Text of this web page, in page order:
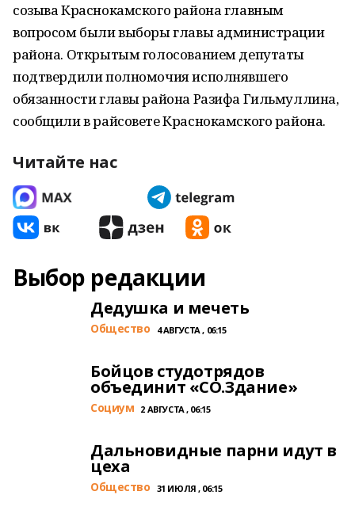
созыва Краснокамского района главным
вопросом были выборы главы администрации
района. Открытым голосованием депутаты
подтвердили полномочия исполнявшего
обязанности главы района Разифа Гильмуллина,
сообщили в райсовете Краснокамского района.
Читайте нас
Выбор редакции
Дедушка и мечеть
Общество 4 АВГУСТА , 06:15
Бойцов студотрядов
объединит «СО.Здание»
Cоциум 2 АВГУСТА , 06:15
Дальновидные парни идут в
цеха
Общество 31 ИЮЛЯ , 06:15